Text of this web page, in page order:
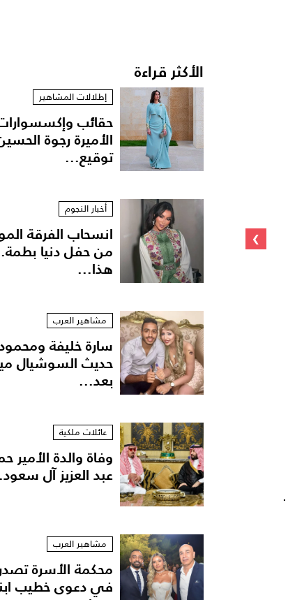
دارين حداد
›
الأكثر قراءة
إطلالات المشاهير
حقائب
الأميرة رجوة
توقيع...
أخبار النجوم
انسحاب الفرقة
من حفل دنيا
هذا...
مشاهير العرب
سارة خليفة ومحمود
حديث السوشيال
بعد...
عائلات ملكية
وفاة والدة الأمير
عبد العزيز آل
مشاهير العرب
محكمة الأسرة
في دعوى خطيب